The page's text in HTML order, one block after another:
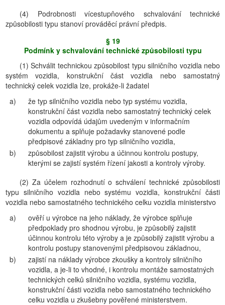
(4) Podrobnosti vícestupňového schvalování technické
způsobilosti typu stanoví prováděcí právní předpis.
§ 19
Podmínk y schvalování technické způsobilosti typu
(1) Schválit technickou způsobilost typu silničního vozidla nebo
systém vozidla, konstrukční část vozidla nebo samostatný
technický celek vozidla lze, prokáže-li žadatel
a)
že typ silničního vozidla nebo typ systému vozidla,
konstrukční část vozidla nebo samostatný technický celek
vozidla odpovídá údajům uvedeným v informačním
dokumentu a splňuje požadavky stanovené podle
předpisové základny pro typ silničního vozidla,
b)
způsobilost zajistit výrobu a účinnou kontrolu postupy,
kterými se zajistí systém řízení jakosti a kontroly výroby.
(2) Za účelem rozhodnutí o schválení technické způsobilosti
typu silničního vozidla nebo systému vozidla, konstrukční části
vozidla nebo samostatného technického celku vozidla ministerstvo
a)
ověří u výrobce na jeho náklady, že výrobce splňuje
předpoklady pro shodnou výrobu, je způsobilý zajistit
účinnou kontrolu této výroby a je způsobilý zajistit výrobu a
kontrolu postupy stanovenými předpisovou základnou,
b)
zajistí na náklady výrobce zkoušky a kontroly silničního
vozidla, a je-li to vhodné, i kontrolu montáže samostatných
technických celků silničního vozidla, systému vozidla,
konstrukční části vozidla nebo samostatného technického
celku vozidla u zkušebny pověřené ministerstvem.